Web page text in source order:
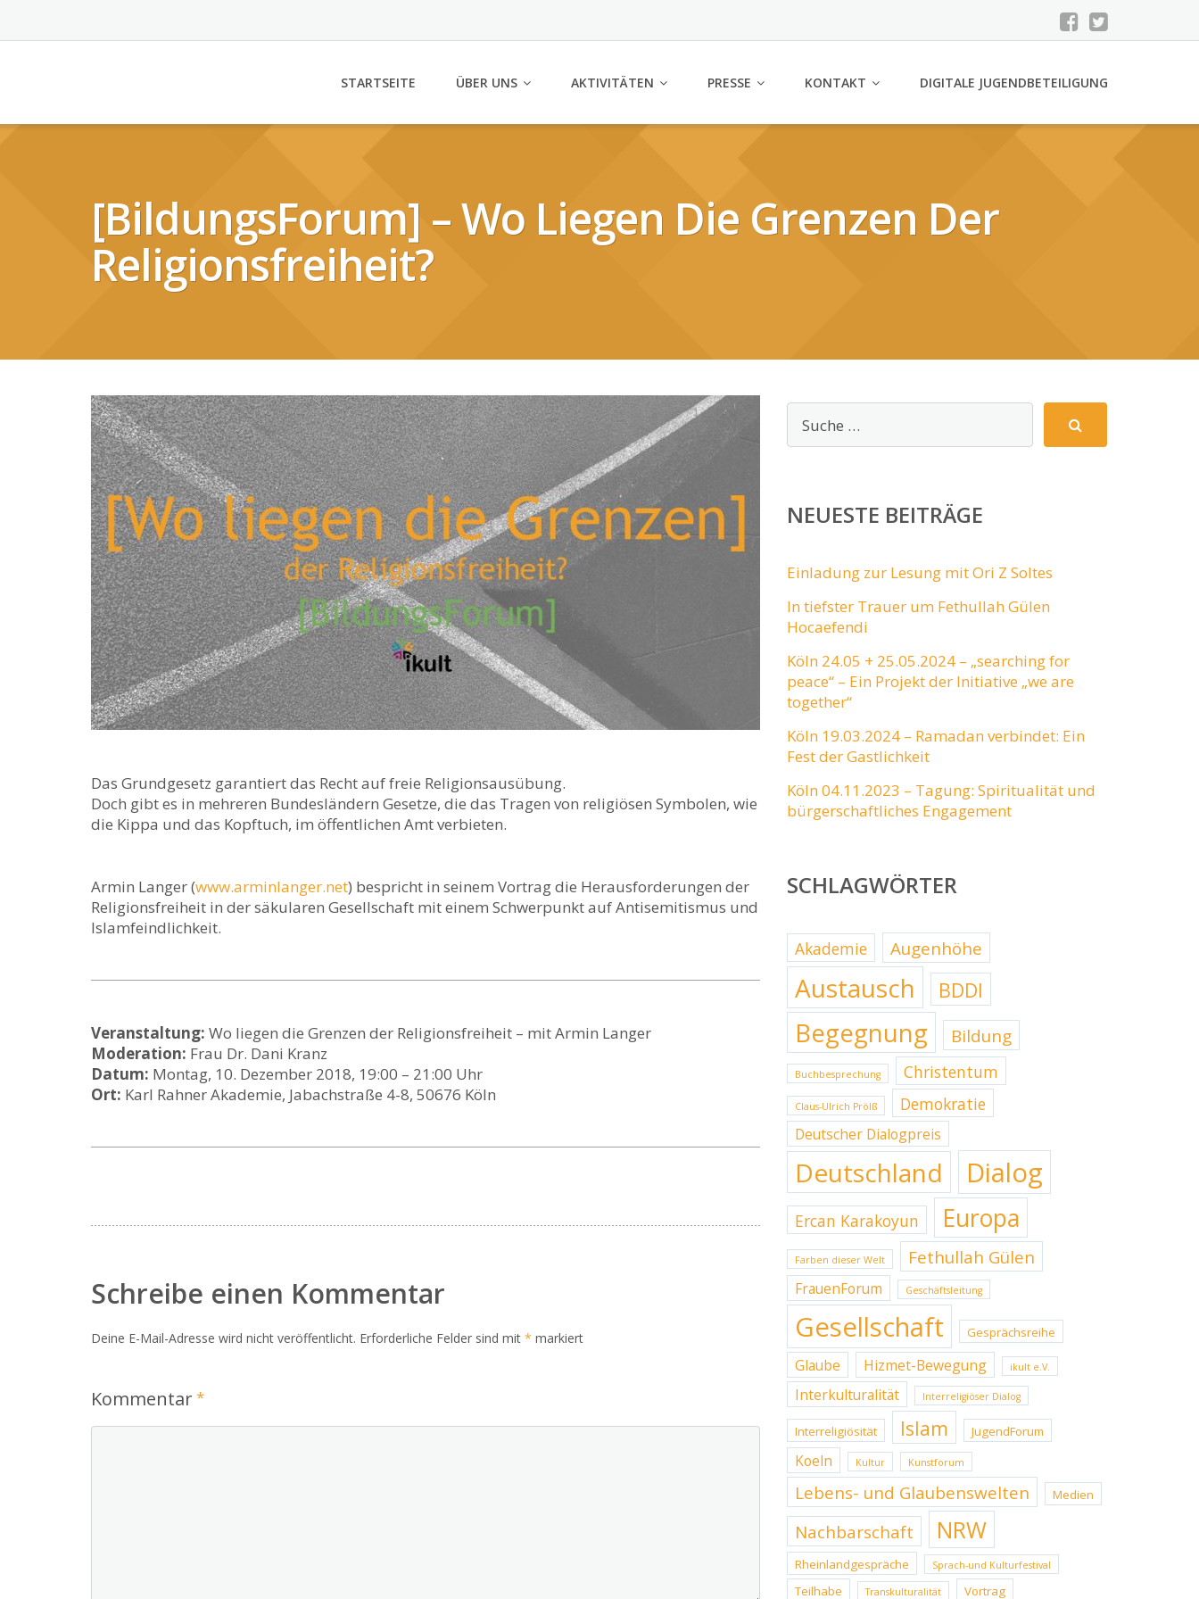
STARTSEITE ÜBER UNS AKTIVITÄTEN PRESSE KONTAKT DIGITALE JUGENDBETEILIGUNG
[BildungsForum] – Wo Liegen Die Grenzen Der
Religionsfreiheit?
Das Grundgesetz garantiert das Recht auf freie Religionsausübung.
Doch gibt es in mehreren Bundesländern Gesetze, die das Tragen von religiösen Symbolen, wie
die Kippa und das Kopftuch, im öffentlichen Amt verbieten.
Armin Langer (www.arminlanger.net) bespricht in seinem Vortrag die Herausforderungen der
Religionsfreiheit in der säkularen Gesellschaft mit einem Schwerpunkt auf Antisemitismus und
Islamfeindlichkeit.
Veranstaltung: Wo liegen die Grenzen der Religionsfreiheit – mit Armin Langer
Moderation: Frau Dr. Dani Kranz
Datum: Montag, 10. Dezember 2018, 19:00 – 21:00 Uhr
Ort: Karl Rahner Akademie, Jabachstraße 4-8, 50676 Köln
Schreibe einen Kommentar
Deine E-Mail-Adresse wird nicht veröffentlicht. Erforderliche Felder sind mit * markiert
Kommentar*
NEUESTE BEITRÄGE
Einladung zur Lesung mit Ori Z Soltes
In tiefster Trauer um Fethullah Gülen
Hocaefendi
Köln 24.05 + 25.05.2024 – „searching for
peace“ – Ein Projekt der Initiative „we are
together“
Köln 19.03.2024 – Ramadan verbindet: Ein
Fest der Gastlichkeit
Köln 04.11.2023 – Tagung: Spiritualität und
bürgerschaftliches Engagement
SCHLAGWÖRTER
Akademie Augenhöhe
Austausch BDDI
Begegnung Bildung
Buchbesprechung Christentum
Claus-Ulrich Prölß Demokratie
Deutscher Dialogpreis
Deutschland Dialog
Ercan Karakoyun Europa
Farben dieser Welt Fethullah Gülen
FrauenForum Geschäftsleitung
Gesellschaft Gesprächsreihe
Glaube Hizmet-Bewegung ikult e.V.
Interkulturalität Interreligiöser Dialog
Interreligiösität Islam JugendForum
Koeln Kultur Kunstforum
Lebens- und Glaubenswelten Medien
Nachbarschaft NRW
Rheinlandgespräche Sprach-und Kulturfestival
Teilhabe Transkulturalität Vortrag